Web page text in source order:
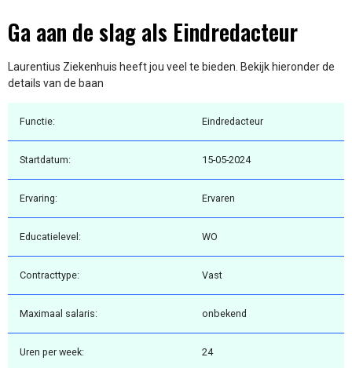
Ga aan de slag als Eindredacteur
Laurentius Ziekenhuis heeft jou veel te bieden. Bekijk hieronder de
details van de baan
Functie: Eindredacteur
Startdatum: 15-05-2024
Ervaring: Ervaren
Educatielevel: WO
Contracttype: Vast
Maximaal salaris: onbekend
Uren per week: 24